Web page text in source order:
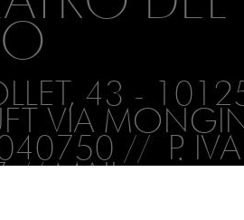
43 -
VIA
// P. IVA
// MAIL